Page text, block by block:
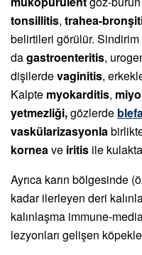
tonsillitis, trahea-
belirtileri görülür.
dagastroenteritis,
dişilerdevaginitis,
Kalpte myokarditis,
yetmezliği,gözlerde
vaskülarizasyonla
korneave iritis ile kulakta
Ayrıca karın bölgesinde
kadar ilerleyen deri
kalınlaşma immune-
lezyonları gelişen